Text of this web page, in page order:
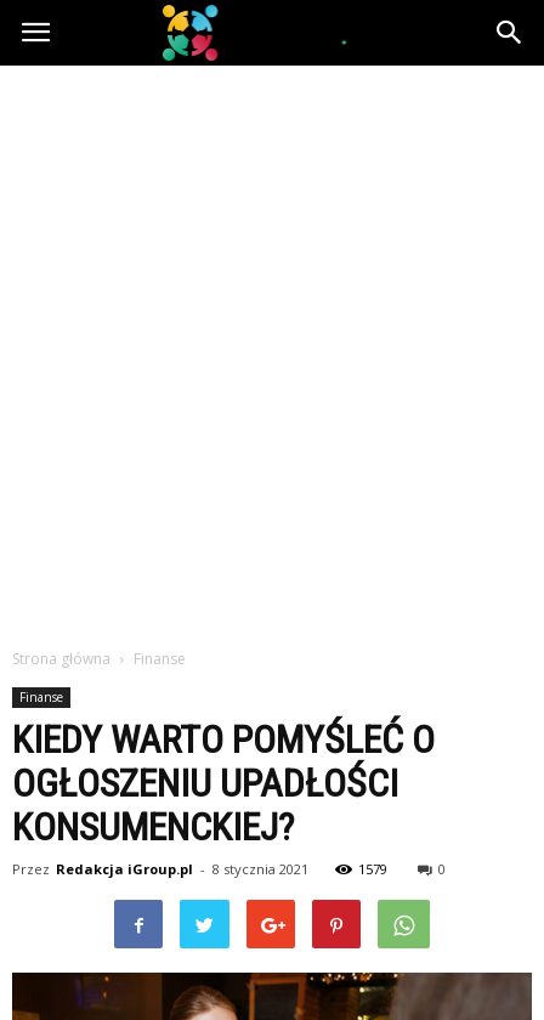
iGroup.pl
Strona główna Finanse
Finanse
KIEDY WARTO POMYŚLEĆ O
OGŁOSZENIU UPADŁOŚCI
KONSUMENCKIEJ?
Przez Redakcja iGroup.pl - 8 stycznia 2021 1579 0